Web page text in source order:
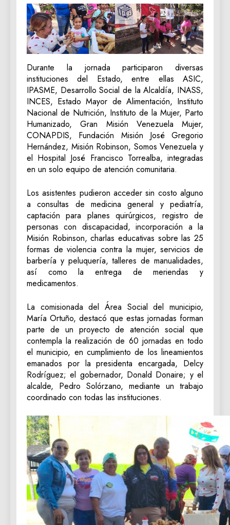
Durante la jornada participaron diversas
instituciones del Estado, entre ellas ASIC,
IPASME, Desarrollo Social de la Alcaldía, INASS,
INCES, Estado Mayor de Alimentación, Instituto
Nacional de Nutrición, Instituto de la Mujer, Parto
Humanizado, Gran Misión Venezuela Mujer,
CONAPDIS, Fundación Misión José Gregorio
Hernández, Misión Robinson, Somos Venezuela y
el Hospital José Francisco Torrealba, integradas
en un solo equipo de atención comunitaria.
Los asistentes pudieron acceder sin costo alguno
a consultas de medicina general y pediatría,
captación para planes quirúrgicos, registro de
personas con discapacidad, incorporación a la
Misión Robinson, charlas educativas sobre las 25
formas de violencia contra la mujer, servicios de
barbería y peluquería, talleres de manualidades,
así como la entrega de meriendas y
medicamentos.
La comisionada del Área Social del municipio,
María Ortuño, destacó que estas jornadas forman
parte de un proyecto de atención social que
contempla la realización de 60 jornadas en todo
el municipio, en cumplimiento de los lineamientos
emanados por la presidenta encargada, Delcy
Rodríguez; el gobernador, Donald Donaire; y el
alcalde, Pedro Solórzano, mediante un trabajo
coordinado con todas las instituciones.